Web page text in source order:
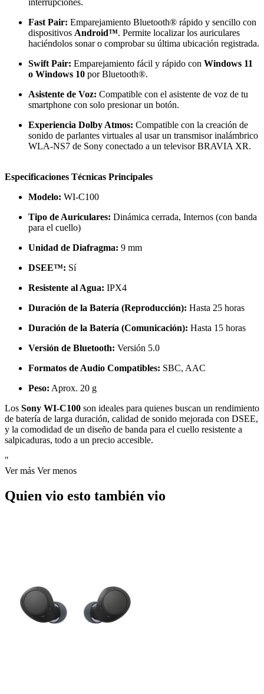
interrupciones.
Fast Pair: Emparejamiento Bluetooth® rápido y sencillo con
dispositivos Android™. Permite localizar los auriculares
haciéndolos sonar o comprobar su última ubicación registrada.
Swift Pair: Emparejamiento fácil y rápido con Windows 11
o Windows 10 por Bluetooth®.
Asistente de Voz: Compatible con el asistente de voz de tu
smartphone con solo presionar un botón.
Experiencia Dolby Atmos: Compatible con la creación de
sonido de parlantes virtuales al usar un transmisor inalámbrico
WLA-NS7 de Sony conectado a un televisor BRAVIA XR.
Especificaciones Técnicas Principales
Modelo: WI-C100
Tipo de Auriculares: Dinámica cerrada, Internos (con banda
para el cuello)
Unidad de Diafragma: 9 mm
DSEE™: Sí
Resistente al Agua: IPX4
Duración de la Batería (Reproducción): Hasta 25 horas
Duración de la Batería (Comunicación): Hasta 15 horas
Versión de Bluetooth: Versión 5.0
Formatos de Audio Compatibles: SBC, AAC
Peso: Aprox. 20 g
Los Sony WI-C100 son ideales para quienes buscan un rendimiento
de batería de larga duración, calidad de sonido mejorada con DSEE,
y la comodidad de un diseño de banda para el cuello resistente a
salpicaduras, todo a un precio accesible.
"
Ver más Ver menos
Quien vio esto también vio